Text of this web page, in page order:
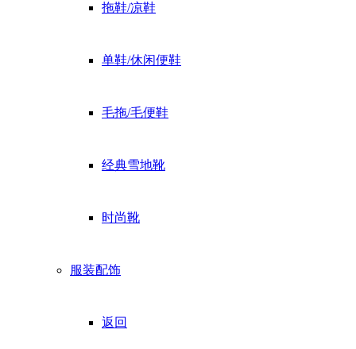
拖鞋/凉鞋
单鞋/休闲便鞋
毛拖/毛便鞋
经典雪地靴
时尚靴
服装配饰
返回